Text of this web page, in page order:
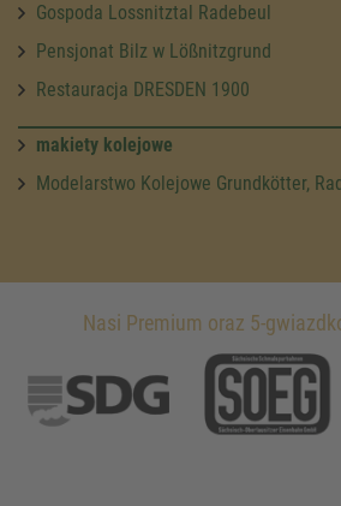
Gospoda Lossnitztal Radebeul
Pensjonat Bilz w Lößnitzgrund
Restauracja DRESDEN 1900
makiety kolejowe
Modelarstwo Kolejowe Grundkötter,
Nasi Premium oraz 5-